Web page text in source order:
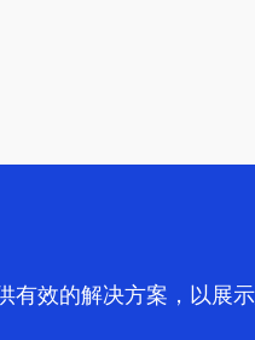
有效的解决方案，以展